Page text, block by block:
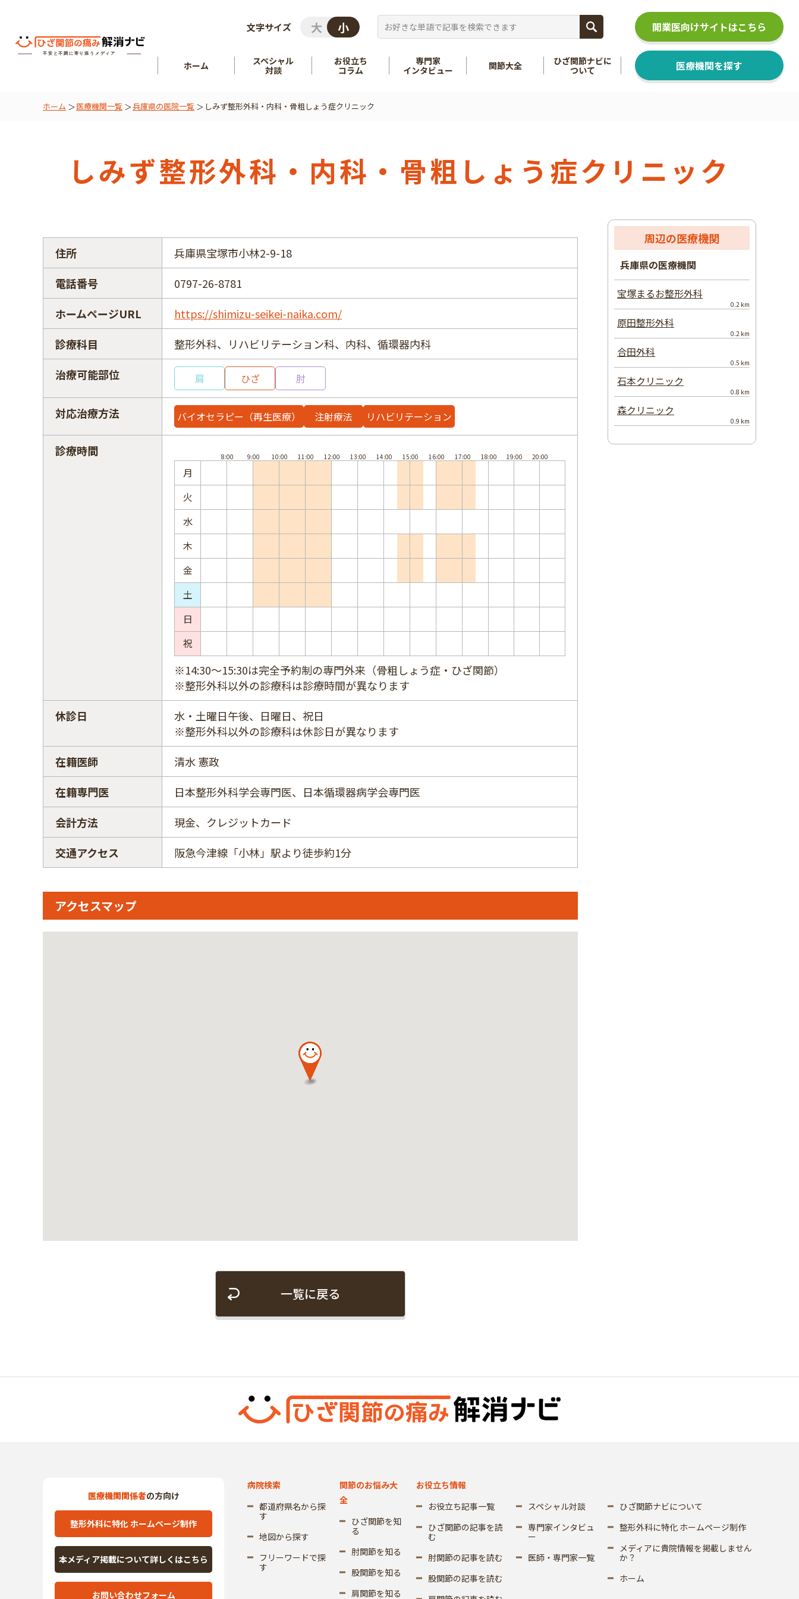
文字サイズ
ホーム
スペシャル
対談
お役立ち
コラム
専門家
インタビュー
関節大全
ひざ関節ナビに
ついて
医療機関を探す
開業医向けサイトはこちら
ホーム 医療機関一覧 兵庫県の医院一覧 しみず整形外科・内科・骨粗しょう症クリニック
しみず整形外科・内科・骨粗しょう症クリニック
住所
兵庫県宝塚市小林2-9-18
電話番号
0797-26-8781
ホームページURL
https://shimizu-seikei-naika.com/
診療科目
整形外科、リハビリテーション科、内科、循環器内科
治療可能部位
肩 ひざ 肘
対応治療方法 バイオセラピー（再生医療） 注射療法 リハビリテーション
診療時間
月
火
水
木
金
土
日
祝
※14:30～15:30は完全予約制の専門外来（骨粗しょう症・ひざ関節）
※整形外科以外の診療科は診療時間が異なります
休診日
水・土曜日午後、日曜日、祝日
※整形外科以外の診療科は休診日が異なります
在籍医師
清水 憲政
在籍専門医
日本整形外科学会専門医、日本循環器病学会専門医
会計方法
現金、クレジットカード
交通アクセス
阪急今津線「小林」駅より徒歩約1分
アクセスマップ
一覧に戻る
周辺の医療機関
兵庫県の医療機関
宝塚まるお整形外科
0.2 km
原田整形外科
0.2 km
合田外科
0.5 km
石本クリニック
0.8 km
森クリニック
0.9 km
医療機関関係者の方向け
整形外科に特化 ホームページ制作
本メディア掲載について詳しくはこちら
お問い合わせフォーム
病院検索
都道府県名から探
す
地図から探す
フリーワードで探
す
関節のお悩み大
全
ひざ関節を知
る
肘関節を知る
股関節を知る
肩関節を知る
お役立ち情報
お役立ち記事一覧
ひざ関節の記事を読
む
肘関節の記事を読む
股関節の記事を読む
スペシャル対談
専門家インタビュ
ー
医師・専門家一覧
ひざ関節ナビについて
整形外科に特化 ホームページ制作
メディアに貴院情報を掲載しません
か？
ホーム